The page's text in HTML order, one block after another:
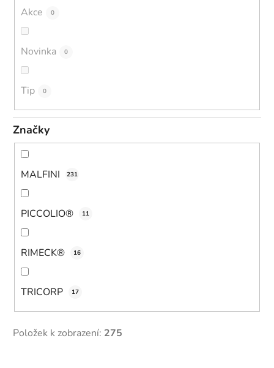
Akce 0
Novinka 0
Tip 0
Značky
MALFINI 231
PICCOLIO® 11
RIMECK® 16
TRICORP 17
Položek k zobrazení: 275